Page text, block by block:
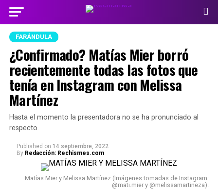
FARÁNDULA
¿Confirmado? Matías Mier borró
recientemente todas las fotos que
tenía en Instagram con Melissa
Martínez
Hasta el momento la presentadora no se ha pronunciado al
respecto.
Published on 14 septiembre, 2022
By Redacción: Rechismes.com
Matías Mier y Melissa Martínez (Imágenes tomadas de Instagram:
@mati.mier y @melissamartineza).